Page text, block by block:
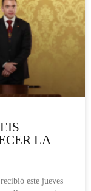
LA
este jueves